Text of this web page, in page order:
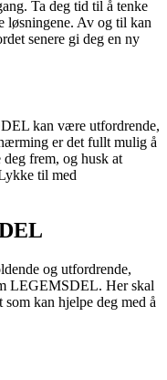
Ta deg tid til å tenke
løsningene. Av og til kan
senere gi deg en ny
kan være utfordrende,
er det fullt mulig å
frem, og husk at
til med
og utfordrende,
LEGEMSDEL. Her skal
kan hjelpe deg med å